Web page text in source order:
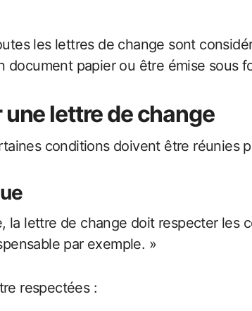
les lettres de change sont
document papier ou être émise sous
lettre de change
conditions doivent être réunies
la lettre de change doit respecter les
par exemple. »
respectées :